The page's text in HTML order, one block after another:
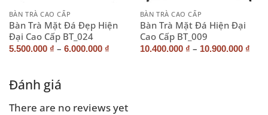
BÀN TRÀ CAO CẤP
Bàn Trà Mặt Đá Đẹp Hiện
Đại Cao Cấp BT_024
5.500.000 ₫ – 6.000.000 ₫
BÀN TRÀ CAO CẤP
Bàn Trà Mặt Đá Hiện Đại
Cao Cấp BT_009
10.400.000 ₫ – 10.900.000 ₫
Đánh giá
There are no reviews yet